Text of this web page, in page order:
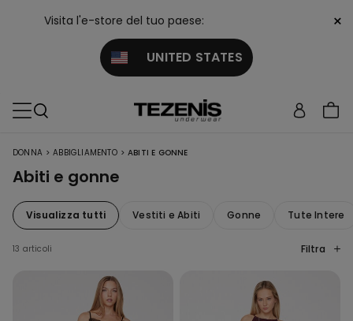
Visita l'e-store del tuo paese:
UNITED STATES
×
DONNA > ABBIGLIAMENTO > ABITI E GONNE
Abiti e gonne
Visualizza tutti Vestiti e Abiti Gonne Tute Intere
13 articoli Filtra